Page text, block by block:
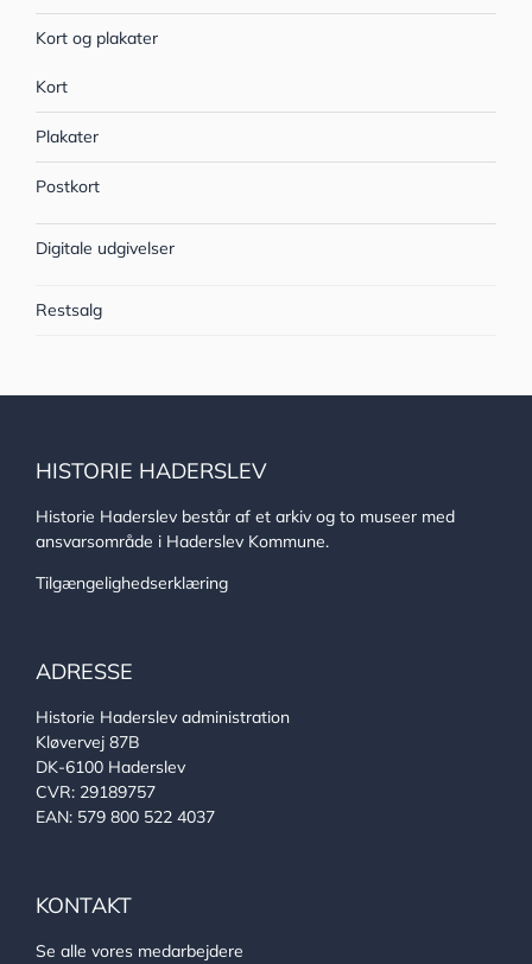
Kort og plakater
Kort
Plakater
Postkort
Digitale udgivelser
Restsalg
HISTORIE HADERSLEV
Historie Haderslev består af et arkiv og to museer med
ansvarsområde i Haderslev Kommune.
Tilgængelighedserklæring
ADRESSE
Historie Haderslev administration
Kløvervej 87B
DK-6100 Haderslev
CVR: 29189757
EAN: 579 800 522 4037
KONTAKT
Se alle vores medarbejdere